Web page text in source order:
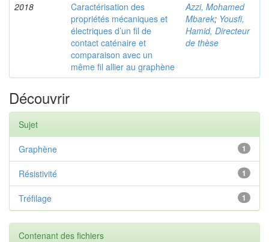
2018
Caractérisation des
propriétés mécaniques et
électriques d’un fil de
contact caténaire et
comparaison avec un
même fil allier au graphène
Azzi, Mohamed
Mbarek; Yousfi,
Hamid, Directeur
de thèse
Découvrir
Sujet
1
Graphène
1
Résistivité
1
Tréfilage
Contenant des fichiers